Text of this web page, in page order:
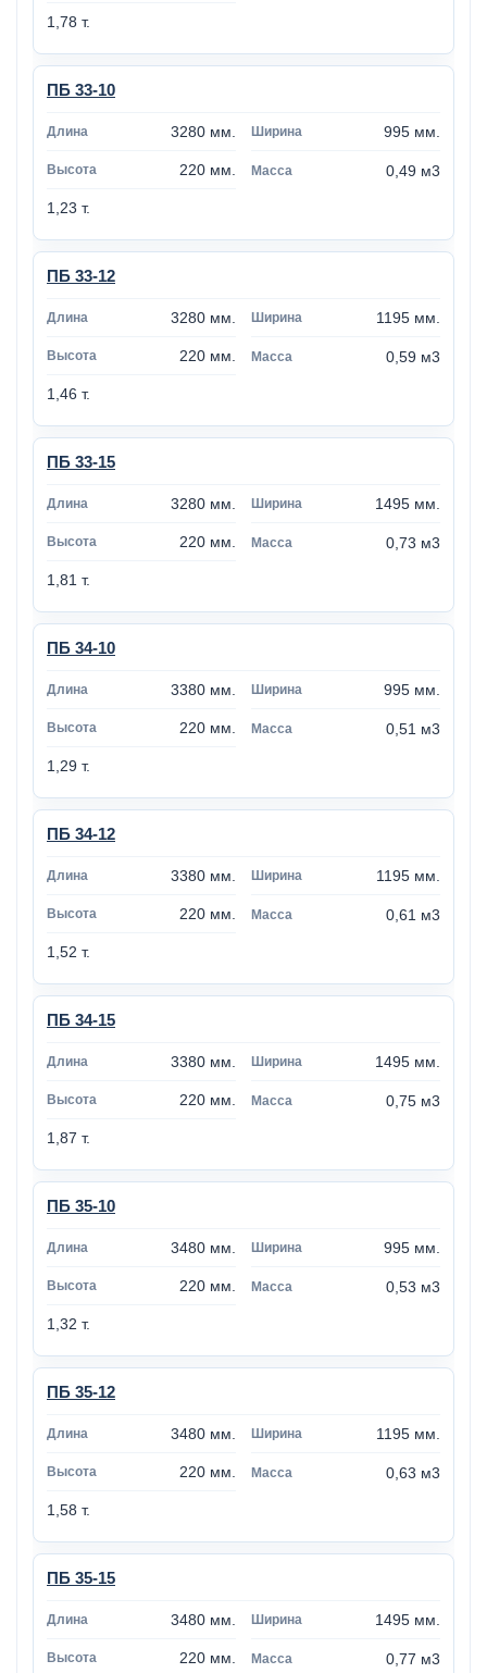
1,78 т.
ПБ 33-10
3280 мм. 995 мм.
220 мм. 0,49 м3
1,23 т.
ПБ 33-12
3280 мм. 1195 мм.
220 мм. 0,59 м3
1,46 т.
ПБ 33-15
3280 мм. 1495 мм.
220 мм. 0,73 м3
1,81 т.
ПБ 34-10
3380 мм. 995 мм.
220 мм. 0,51 м3
1,29 т.
ПБ 34-12
3380 мм. 1195 мм.
220 мм. 0,61 м3
1,52 т.
ПБ 34-15
3380 мм. 1495 мм.
220 мм. 0,75 м3
1,87 т.
ПБ 35-10
3480 мм. 995 мм.
220 мм. 0,53 м3
1,32 т.
ПБ 35-12
3480 мм. 1195 мм.
220 мм. 0,63 м3
1,58 т.
ПБ 35-15
3480 мм. 1495 мм.
220 мм. 0,77 м3